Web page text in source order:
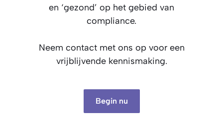
en ‘gezond’ op het gebied van
compliance.
Neem contact met ons op voor een
vrijblijvende kennismaking.
Begin nu